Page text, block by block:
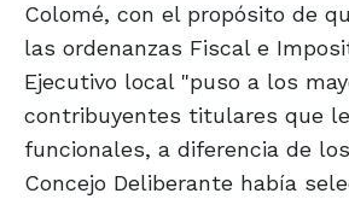
Colomé, con el propósito de
las ordenanzas Fiscal e
Ejecutivo local "puso a los
contribuyentes titulares que
funcionales, a diferencia de
Concejo Deliberante había